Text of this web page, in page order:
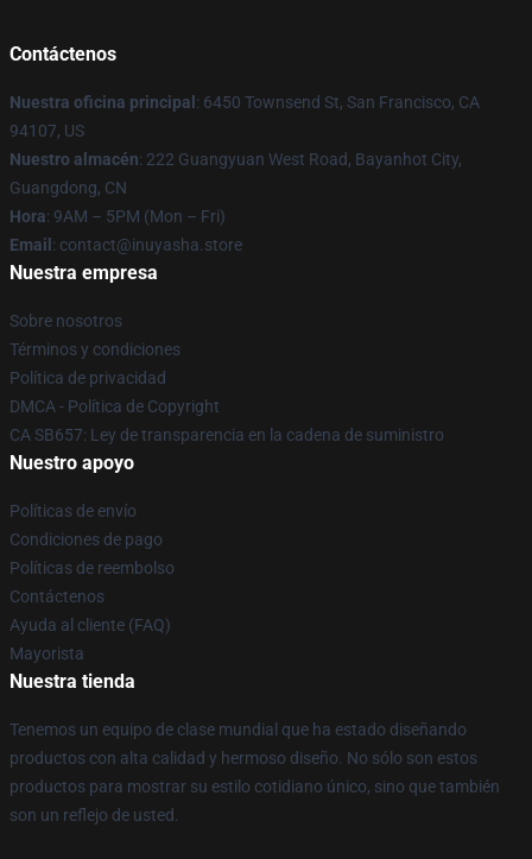
Contáctenos
Nuestra oficina principal : 6450 Townsend St, San Francisco, CA
94107, US
Nuestro almacén: 222 Guangyuan West Road, Bayanhot City,
Guangdong, CN
Hora: 9AM – 5PM (Mon – Fri)
Email : contact@inuyasha.store
Nuestra empresa
Sobre nosotros
Términos y condiciones
Política de privacidad
DMCA - Política de Copyright
CA SB657: Ley de transparencia en la cadena de suministro
Nuestro apoyo
Políticas de envío
Condiciones de pago
Políticas de reembolso
Contáctenos
Ayuda al cliente (FAQ)
Mayorista
Nuestra tienda
Tenemos un equipo de clase mundial que ha estado diseñando
productos con alta calidad y hermoso diseño. No sólo son estos
productos para mostrar su estilo cotidiano único, sino que también
son un reflejo de usted.